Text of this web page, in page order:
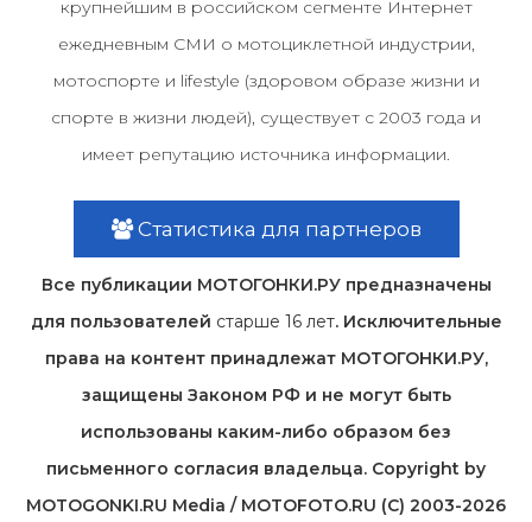
крупнейшим в российском сегменте Интернет
ежедневным СМИ о мотоциклетной индустрии,
мотоспорте и lifestyle (здоровом образе жизни и
спорте в жизни людей), существует с 2003 года и
имеет репутацию источника информации.
Статистика для партнеров
Все публикации МОТОГОНКИ.РУ предназначены
для пользователей старше 16 лет. Исключительные
права на контент принадлежат МОТОГОНКИ.РУ,
защищены Законом РФ и не могут быть
использованы каким-либо образом без
письменного согласия владельца. Copyright by
MOTOGONKI.RU Media / MOTOFOTO.RU (C) 2003-2026